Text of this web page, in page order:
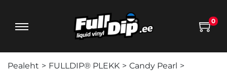
0
Pealeht > FULLDIP® PLEKK > Candy Pearl >